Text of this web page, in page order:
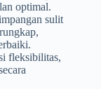
optimal.
sulit
fleksibilitas,